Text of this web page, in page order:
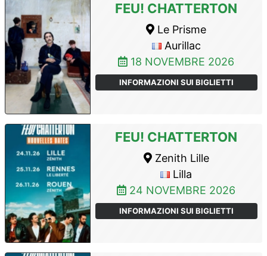
FEU! CHATTERTON
Le Prisme
Aurillac
18 NOVEMBRE 2026
INFORMAZIONI SUI BIGLIETTI
FEU! CHATTERTON
Zenith Lille
Lilla
24 NOVEMBRE 2026
INFORMAZIONI SUI BIGLIETTI